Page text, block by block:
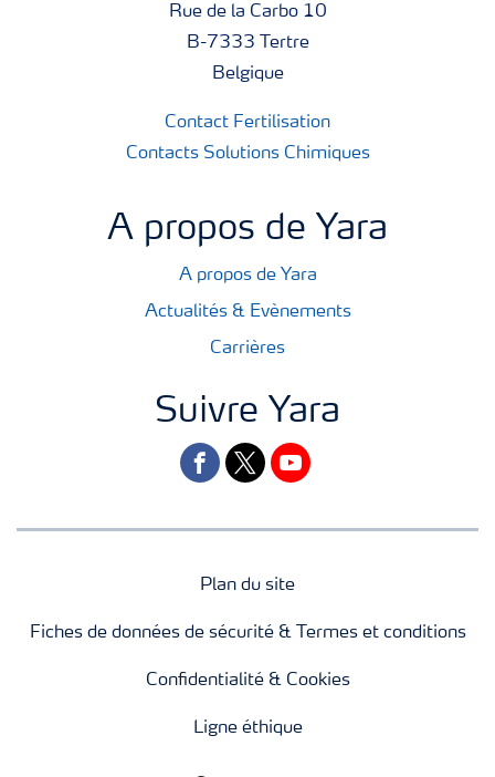
Rue de la Carbo 10
B-7333 Tertre
Belgique
Contact Fertilisation
Contacts Solutions Chimiques
A propos de Yara
A propos de Yara
Actualités & Evènements
Carrières
Suivre Yara
facebooktwitteryoutube
Plan du site
Fiches de données de sécurité & Termes et conditions
Confidentialité & Cookies
Ligne éthique